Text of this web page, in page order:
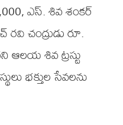
ఎస్. శివ శంకర్
చంద్రుడు రూ.
శివ ట్రస్టు
భక్తుల సేవలను